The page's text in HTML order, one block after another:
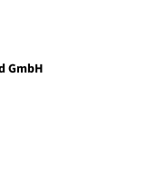
GmbH